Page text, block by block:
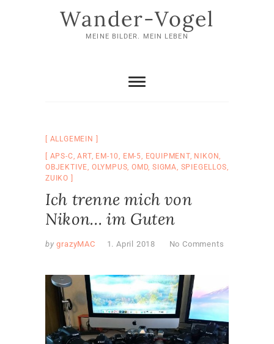
Wander-Vogel
MEINE BILDER. MEIN LEBEN
ALLGEMEIN
APS-C,ART, EM-10, EM-5, EQUIPMENT, NIKON,
OBJEKTIVE, OLYMPUS,OMD,SIGMA, SPIEGELLOS,
ZUIKO
Ich trenne mich von
Nikon… im Guten
by grazyMAC 1. April 2018 No Comments